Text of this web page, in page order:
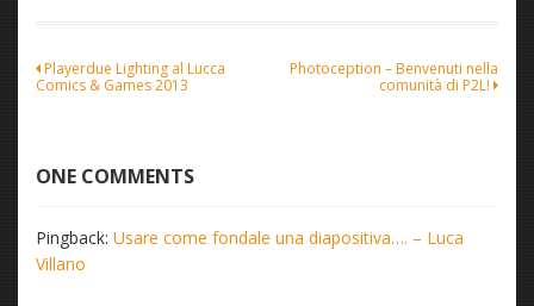
Navigazione
Playerdue Lighting al Lucca
Comics & Games 2013
Photoception – Benvenuti nella
comunità di P2L!
ONE COMMENTS
Pingback: Usare come fondale una diapositiva…. – Luca
Villano